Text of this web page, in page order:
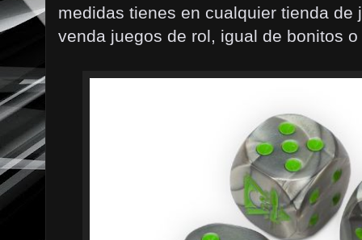
medidas tienes en cualquier tienda de
venda juegos de rol, igual de bonitos